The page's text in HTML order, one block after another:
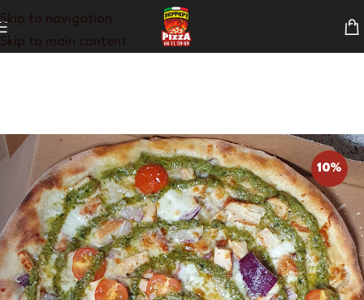
Skip to navigation
Skip to main content
10%